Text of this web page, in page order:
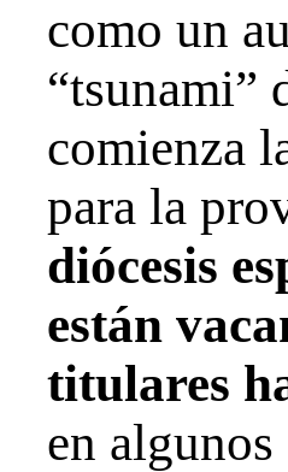
como un
“tsunami”
comienza
para la
diócesis
están
titulares
en algunos